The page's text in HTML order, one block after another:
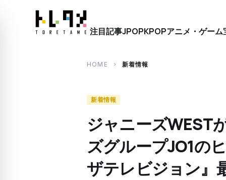
close
注目記事JPOPKPOPアニメ・ゲーム
HOME chevron_right 新着情報
新着情報
ジャニーズWEST
ズグループJO1の
ザテレビジョン』